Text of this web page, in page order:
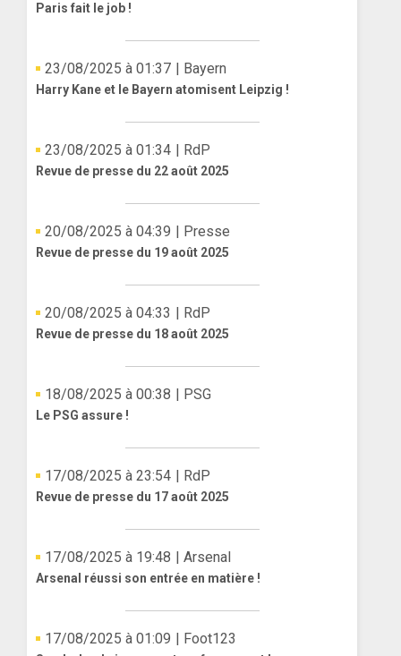
Paris fait le job !
23/08/2025 à 01:37 | Bayern
Harry Kane et le Bayern atomisent Leipzig !
23/08/2025 à 01:34 | RdP
Revue de presse du 22 août 2025
20/08/2025 à 04:39 | Presse
Revue de presse du 19 août 2025
20/08/2025 à 04:33 | RdP
Revue de presse du 18 août 2025
18/08/2025 à 00:38 | PSG
Le PSG assure !
17/08/2025 à 23:54 | RdP
Revue de presse du 17 août 2025
17/08/2025 à 19:48 | Arsenal
Arsenal réussi son entrée en matière !
17/08/2025 à 01:09 | Foot123